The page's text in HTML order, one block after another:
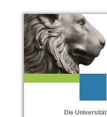
Die Universität